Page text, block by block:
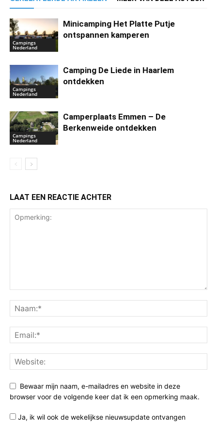
Campings
Nederland
Minicamping Het Platte Putje
ontspannen kamperen
Campings
Nederland
Camping De Liede in Haarlem
ontdekken
Campings
Nederland
Camperplaats Emmen – De
Berkenweide ontdekken
LAAT EEN REACTIE ACHTER
Bewaar mijn naam, e-mailadres en website in deze
browser voor de volgende keer dat ik een opmerking maak.
Ja, ik wil ook de wekelijkse nieuwsupdate ontvangen